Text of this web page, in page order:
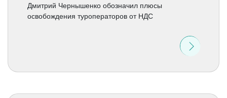
Дмитрий Чернышенко обозначил плюсы
освобождения туроператоров от НДС